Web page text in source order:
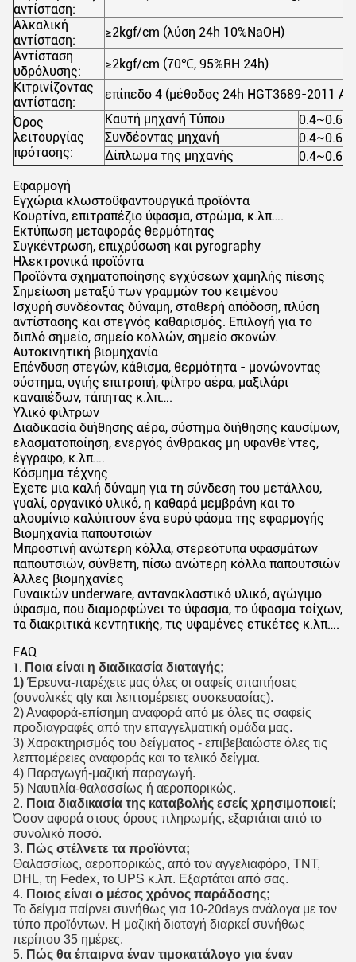
αντίσταση:
Αλκαλική
αντίσταση:
≥2kgf/cm (λύση 24h 10%NaOH)
Αντίσταση
υδρόλυσης:
≥2kgf/cm (70℃, 95%RH 24h)
Κιτρινίζοντας
αντίσταση:
επίπεδο 4 (μέθοδος 24h HGT3689-2011 Α)
Όρος
λειτουργίας
πρότασης:
Καυτή μηχανή Τύπου
Συνδέοντας μηχανή
Δίπλωμα της μηχανής
Εφαρμογή
Εγχώρια κλωστοϋφαντουργικά προϊόντα
Κουρτίνα, επιτραπέζιο ύφασμα, στρώμα, κ.λπ….
Εκτύπωση μεταφοράς θερμότητας
Συγκέντρωση, επιχρύσωση και pyrography
Ηλεκτρονικά προϊόντα
Προϊόντα σχηματοποίησης εγχύσεων χαμηλής πίεσης
Σημείωση μεταξύ των γραμμών του κειμένου
Ισχυρή συνδέοντας δύναμη, σταθερή απόδοση, πλύση
αντίστασης και στεγνός καθαρισμός. Επιλογή για το
διπλό σημείο, σημείο κολλών, σημείο σκονών.
Αυτοκινητική βιομηχανία
Επένδυση στεγών, κάθισμα, θερμότητα - μονώνοντας
σύστημα, υγιής επιτροπή, φίλτρο αέρα, μαξιλάρι
καναπέδων, τάπητας κ.λπ….
Υλικό φίλτρων
Διαδικασία διήθησης αέρα, σύστημα διήθησης καυσίμων,
ελασματοποίηση, ενεργός άνθρακας μη υφανθε'ντες,
έγγραφο, κ.λπ….
Κόσμημα τέχνης
Έχετε μια καλή δύναμη για τη σύνδεση του μετάλλου,
γυαλί, οργανικό υλικό, η καθαρά μεμβράνη και το
αλουμίνιο καλύπτουν ένα ευρύ φάσμα της εφαρμογής
Βιομηχανία παπουτσιών
Μπροστινή ανώτερη κόλλα, στερεότυπα υφασμάτων
παπουτσιών, σύνθετη, πίσω ανώτερη κόλλα παπουτσιών
Άλλες βιομηχανίες
Γυναικών underware, αντανακλαστικό υλικό, αγώγιμο
ύφασμα, που διαμορφώνει το ύφασμα, το ύφασμα τοίχων,
τα διακριτικά κεντητικής, τις υφαμένες ετικέτες κ.λπ….
FAQ
1. Ποια είναι η διαδικασία διαταγής;
1) Έρευνα-παρέχετε μας όλες οι σαφείς απαιτήσεις
(συνολικές qty και λεπτομέρειες συσκευασίας).
2) Αναφορά-επίσημη αναφορά από με όλες τις σαφείς
προδιαγραφές από την επαγγελματική ομάδα μας.
3) Χαρακτηρισμός του δείγματος - επιβεβαιώστε όλες τις
λεπτομέρειες αναφοράς και το τελικό δείγμα.
4) Παραγωγή-μαζική παραγωγή.
5) Ναυτιλία-θαλασσίως ή αεροπορικώς.
2. Ποια διαδικασία της καταβολής εσείς χρησιμοποιεί;
Όσον αφορά στους όρους πληρωμής, εξαρτάται από το
συνολικό ποσό.
3. Πώς στέλνετε τα προϊόντα;
Θαλασσίως, αεροπορικώς, από τον αγγελιαφόρο, TNT,
DHL, τη Fedex, το UPS κ.λπ. Εξαρτάται από σας.
4. Ποιος είναι ο μέσος χρόνος παράδοσης;
Το δείγμα παίρνει συνήθως για 10-20days ανάλογα με τον
τύπο προϊόντων. Η μαζική διαταγή διαρκεί συνήθως
περίπου 35 ημέρες.
5. Πώς θα έπαιρνα έναν τιμοκατάλογο για έναν